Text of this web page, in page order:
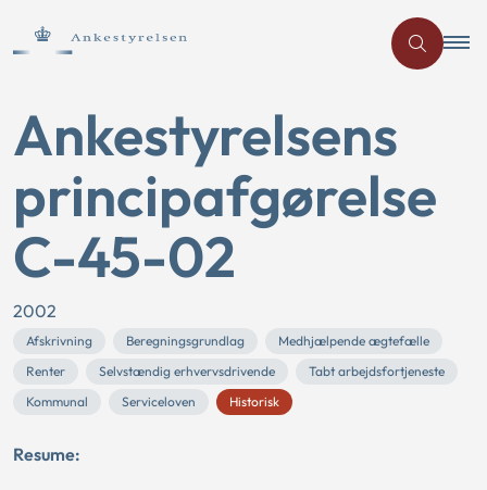
Ankestyrelsens
principafgørelse
C-45-02
2002
Afskrivning Beregningsgrundlag
Medhjælpende ægtefælle
Renter
Selvstændig erhvervsdrivende
Tabt arbejdsfortjeneste
Kommunal
Serviceloven Historisk
Resume: